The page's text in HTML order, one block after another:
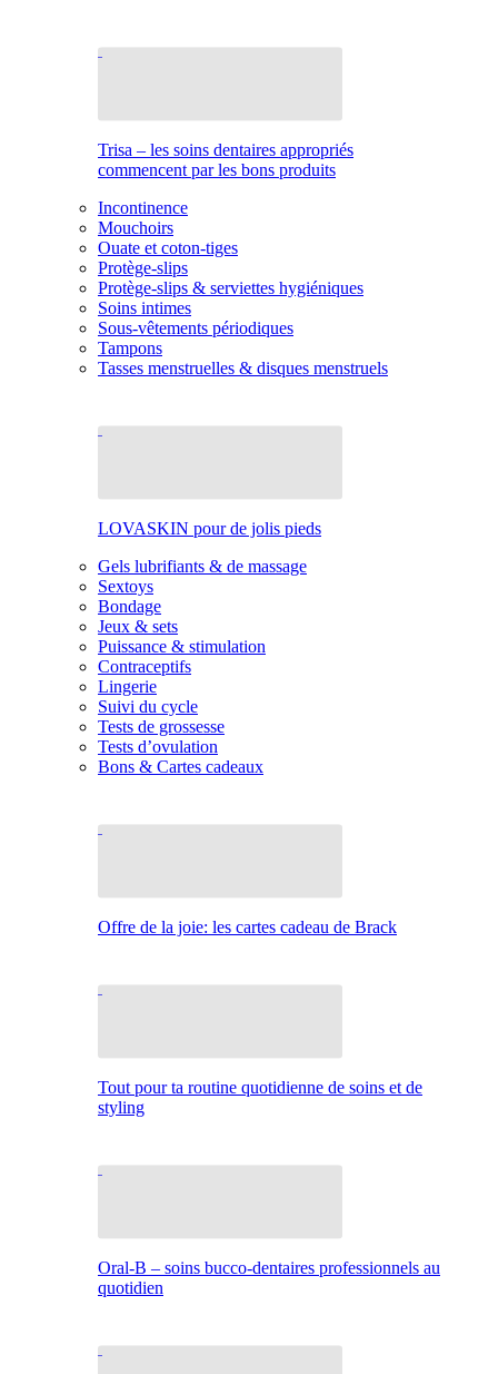
Trisa – les soins dentaires appropriés
commencent par les bons produits
Incontinence
Mouchoirs
Ouate et coton-tiges
Protège-slips
Protège-slips & serviettes hygiéniques
Soins intimes
Sous-vêtements périodiques
Tampons
Tasses menstruelles & disques menstruels
LOVASKIN pour de jolis pieds
Gels lubrifiants & de massage
Sextoys
Bondage
Jeux & sets
Puissance & stimulation
Contraceptifs
Lingerie
Suivi du cycle
Tests de grossesse
Tests d’ovulation
Bons & Cartes cadeaux
Offre de la joie: les cartes cadeau de Brack
Tout pour ta routine quotidienne de soins et de
styling
Oral-B – soins bucco-dentaires professionnels au
quotidien